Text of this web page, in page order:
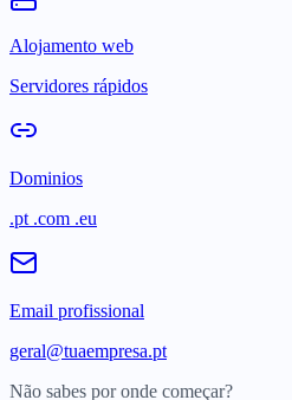
Alojamento web
Servidores rápidos
Dominios
.pt .com .eu
Email profissional
geral@tuaempresa.pt
Não sabes por onde começar?